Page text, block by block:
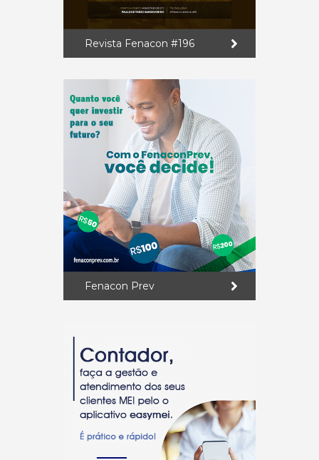
Revista Fenacon #196
Fenacon Prev